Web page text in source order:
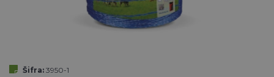
Šifra: 3950-1